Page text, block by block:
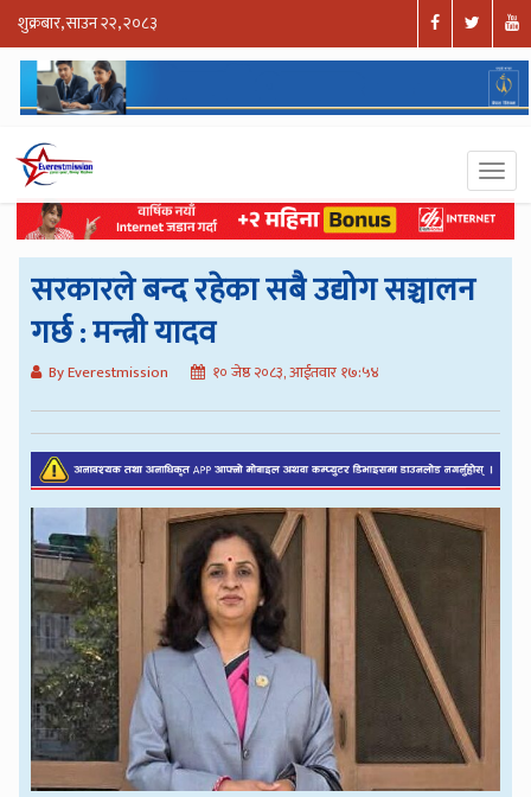
शुक्रबार, साउन २२, २०८३
सरकारले बन्द रहेका सबै उद्योग सञ्चालन
गर्छ : मन्त्री यादव
By Everestmission १० जेष्ठ २०८३, आईतवार १७:५४